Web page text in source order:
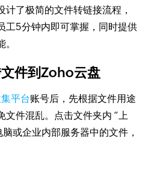
计了极简的文件转链接流程，
工5分钟内即可掌握，同时提供
件到Zoho云盘
平台账号后，先根据文件用途
文件混乱。点击文件夹内 “上
或企业内部服务器中的文件，